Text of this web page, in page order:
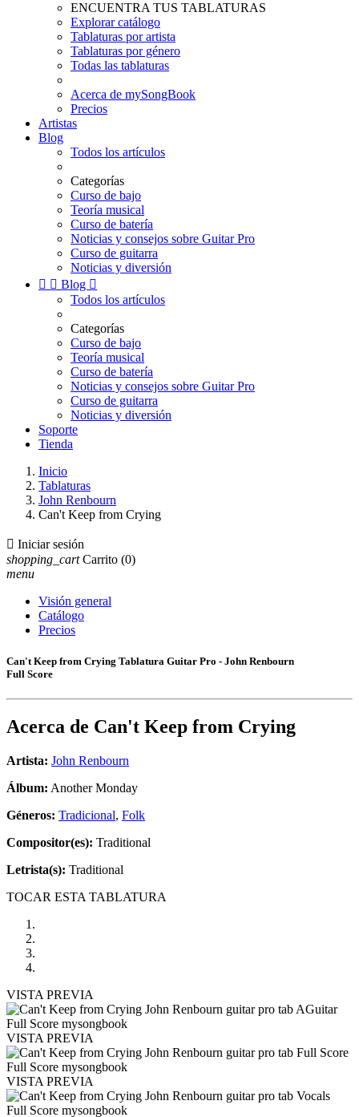
ENCUENTRA TUS TABLATURAS
Explorar catálogo
Tablaturas por artista
Tablaturas por género
Todas las tablaturas
Acerca de mySongBook
Precios
Artistas
Blog
Todos los artículos
Categorías
Curso de bajo
Teoría musical
Curso de batería
Noticias y consejos sobre Guitar Pro
Curso de guitarra
Noticias y diversión
  Blog 
Todos los artículos
Categorías
Curso de bajo
Teoría musical
Curso de batería
Noticias y consejos sobre Guitar Pro
Curso de guitarra
Noticias y diversión
Soporte
Tienda
Inicio
Tablaturas
John Renbourn
Can't Keep from Crying
 Iniciar sesión
shopping_cart Carrito (0)
menu
Visión general
Catálogo
Precios
Can't Keep from Crying Tablatura Guitar Pro - John Renbourn
Full Score
Acerca de Can't Keep from Crying
Artista: John Renbourn
Álbum: Another Monday
Géneros: Tradicional, Folk
Compositor(es): Traditional
Letrista(s): Traditional
TOCAR ESTA TABLATURA
VISTA PREVIA
VISTA PREVIA
VISTA PREVIA